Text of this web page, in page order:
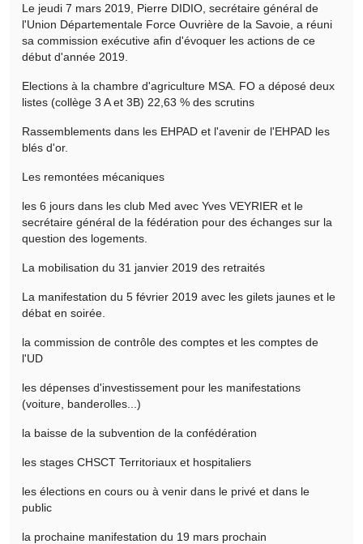
Le jeudi 7 mars 2019, Pierre DIDIO, secrétaire général de
l'Union Départementale Force Ouvrière de la Savoie, a réuni
sa commission exécutive afin d'évoquer les actions de ce
début d'année 2019.
Elections à la chambre d'agriculture MSA. FO a déposé deux
listes (collège 3 A et 3B) 22,63 % des scrutins
Rassemblements dans les EHPAD et l'avenir de l'EHPAD les
blés d'or.
Les remontées mécaniques
les 6 jours dans les club Med avec Yves VEYRIER et le
secrétaire général de la fédération pour des échanges sur la
question des logements.
La mobilisation du 31 janvier 2019 des retraités
La manifestation du 5 février 2019 avec les gilets jaunes et le
débat en soirée.
la commission de contrôle des comptes et les comptes de
l'UD
les dépenses d'investissement pour les manifestations
(voiture, banderolles...)
la baisse de la subvention de la confédération
les stages CHSCT Territoriaux et hospitaliers
les élections en cours ou à venir dans le privé et dans le
public
la prochaine manifestation du 19 mars prochain